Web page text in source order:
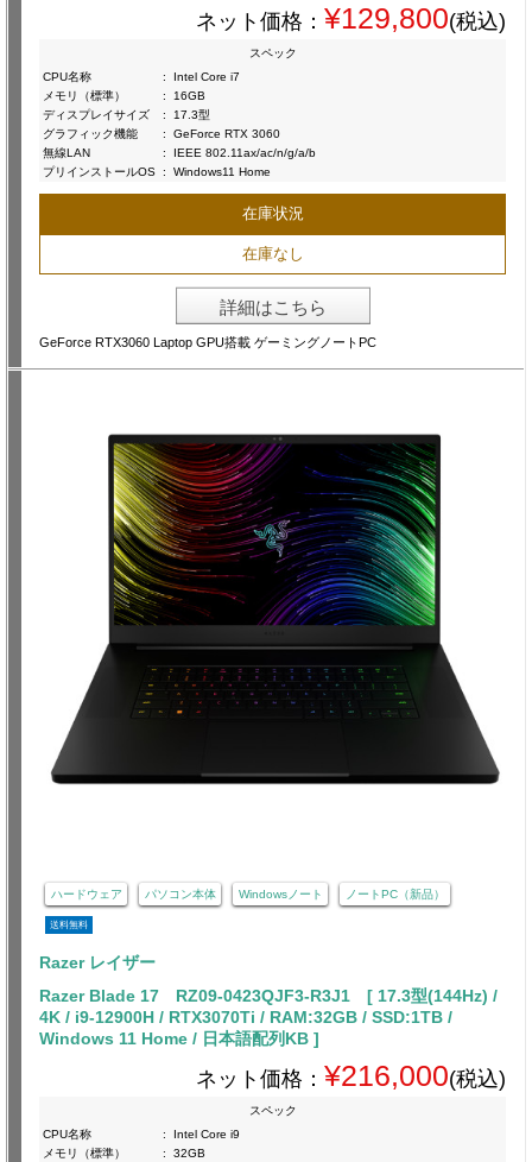
ネット価格： ¥129,800(税込)
スペック
CPU名称
:
Intel Core i7
メモリ（標準）
:
16GB
ディスプレイサイズ
:
17.3型
グラフィック機能
:
GeForce RTX 3060
無線LAN
:
IEEE 802.11ax/ac/n/g/a/b
プリインストールOS : Windows11 Home
在庫状況
在庫なし
詳細はこちら
GeForce RTX3060 Laptop GPU搭載 ゲーミングノートPC
ハードウェア パソコン本体 Windowsノート ノートPC（新品）
送料無料
Razer レイザー
Razer Blade 17 RZ09-0423QJF3-R3J1 [ 17.3型(144Hz) /
4K / i9-12900H / RTX3070Ti / RAM:32GB / SSD:1TB /
Windows 11 Home / 日本語配列KB ]
ネット価格： ¥216,000(税込)
スペック
CPU名称
:
Intel Core i9
メモリ（標準）
:
32GB